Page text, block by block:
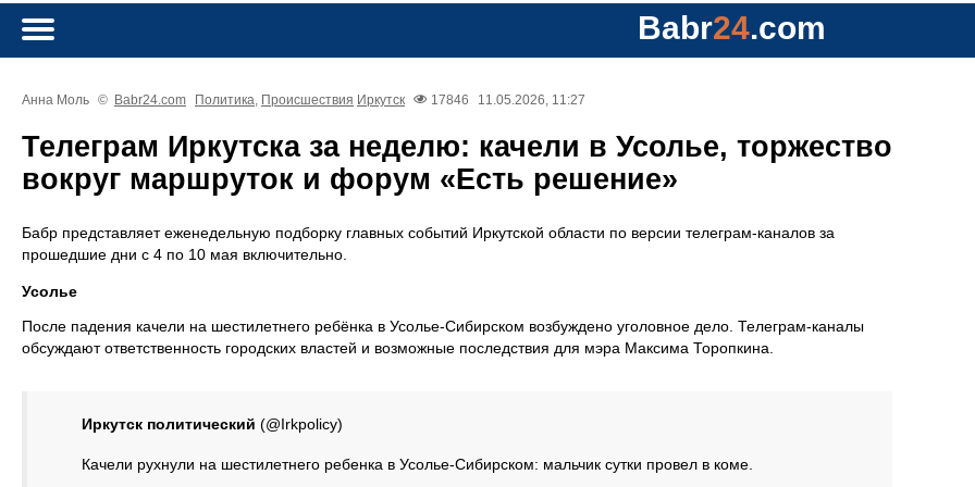
Babr24.com
Анна Моль © Babr24.com Политика, Происшествия Иркутск 17846 11.05.2026, 11:27
Телеграм Иркутска за неделю: качели в Усолье, торжество
вокруг маршруток и форум «Есть решение»
Бабр представляет еженедельную подборку главных событий Иркутской области по версии телеграм-каналов за
прошедшие дни с 4 по 10 мая включительно.
Усолье
После падения качели на шестилетнего ребёнка в Усолье-Сибирском возбуждено уголовное дело. Телеграм-каналы
обсуждают ответственность городских властей и возможные последствия для мэра Максима Торопкина.
Иркутск политический (@Irkpolicy)
Качели рухнули на шестилетнего ребенка в Усолье-Сибирском: мальчик сутки провел в коме.